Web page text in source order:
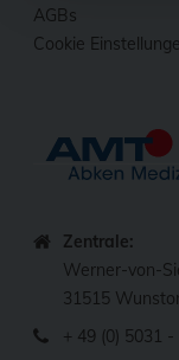
AGBs
Cookie
Zentrale:
Werner-von-
31515
+ 49 (0) 5031